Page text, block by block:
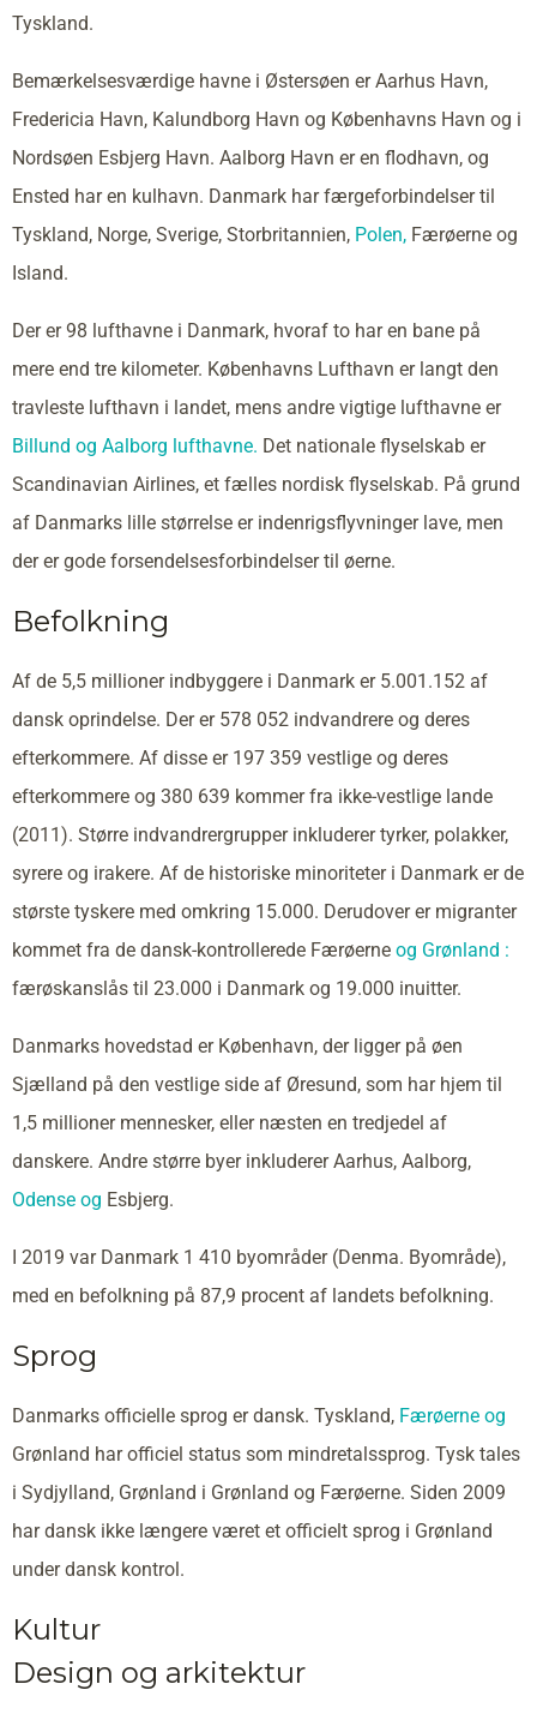
Tyskland.
Bemærkelsesværdige havne i Østersøen er Aarhus Havn,
Fredericia Havn, Kalundborg Havn og Københavns Havn og i
Nordsøen Esbjerg Havn. Aalborg Havn er en flodhavn, og
Ensted har en kulhavn. Danmark har færgeforbindelser til
Tyskland, Norge, Sverige, Storbritannien, Polen, Færøerne og
Island.
Der er 98 lufthavne i Danmark, hvoraf to har en bane på
mere end tre kilometer. Københavns Lufthavn er langt den
travleste lufthavn i landet, mens andre vigtige lufthavne er
Billund og Aalborg lufthavne. Det nationale flyselskab er
Scandinavian Airlines, et fælles nordisk flyselskab. På grund
af Danmarks lille størrelse er indenrigsflyvninger lave, men
der er gode forsendelsesforbindelser til øerne.
Befolkning
Af de 5,5 millioner indbyggere i Danmark er 5.001.152 af
dansk oprindelse. Der er 578 052 indvandrere og deres
efterkommere. Af disse er 197 359 vestlige og deres
efterkommere og 380 639 kommer fra ikke-vestlige lande
(2011). Større indvandrergrupper inkluderer tyrker, polakker,
syrere og irakere. Af de historiske minoriteter i Danmark er de
største tyskere med omkring 15.000. Derudover er migranter
kommet fra de dansk-kontrollerede Færøerne og Grønland :
færøskanslås til 23.000 i Danmark og 19.000 inuitter.
Danmarks hovedstad er København, der ligger på øen
Sjælland på den vestlige side af Øresund, som har hjem til
1,5 millioner mennesker, eller næsten en tredjedel af
danskere. Andre større byer inkluderer Aarhus, Aalborg,
Odense og Esbjerg.
I 2019 var Danmark 1 410 byområder (Denma. Byområde),
med en befolkning på 87,9 procent af landets befolkning.
Sprog
Danmarks officielle sprog er dansk. Tyskland, Færøerne og
Grønland har officiel status som mindretalssprog. Tysk tales
i Sydjylland, Grønland i Grønland og Færøerne. Siden 2009
har dansk ikke længere været et officielt sprog i Grønland
under dansk kontrol.
Kultur
Design og arkitektur